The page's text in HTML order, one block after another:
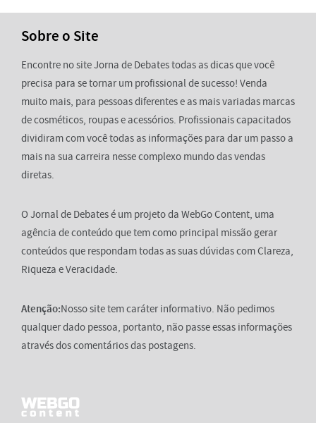
Sobre o Site
Encontre no site Jorna de Debates todas as dicas que você
precisa para se tornar um profissional de sucesso! Venda
muito mais, para pessoas diferentes e as mais variadas marcas
de cosméticos, roupas e acessórios. Profissionais capacitados
dividiram com você todas as informações para dar um passo a
mais na sua carreira nesse complexo mundo das vendas
diretas.
O Jornal de Debates é um projeto da WebGo Content, uma
agência de conteúdo que tem como principal missão gerar
conteúdos que respondam todas as suas dúvidas com Clareza,
Riqueza e Veracidade.
Atenção:Nosso site tem caráter informativo. Não pedimos
qualquer dado pessoa, portanto, não passe essas informações
através dos comentários das postagens.